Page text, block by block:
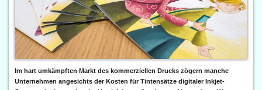
Im hart umkämpften Markt des kommerziellen Drucks zögern manche
Unternehmen angesichts der Kosten für Tintensätze digitaler Inkjet-